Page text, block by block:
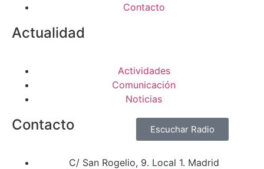
Contacto
Actualidad
Actividades
Comunicación
Noticias
Contacto
C/ San Rogelio, 9. Local 1. Madrid
Escuchar Radio